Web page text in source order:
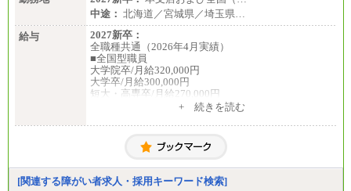
中途： 北海道／宮城県／埼玉県…
給与
2027新卒：
全職種共通（2026年4月実績）
■全国型職員
大学院卒/月給320,000円
大学卒/月給300,000円
短大・高専卒/月給270,000円
大学院卒/月給256,000円～288,000円
大学卒/月給240,000円～270,000円
短大・高専卒/月給216,000円～243,000円
■特定職員※
大学院卒/月給234,000円～263,000円
+ 続きを読む
[関連する障がい者求人・採用キーワード検索]